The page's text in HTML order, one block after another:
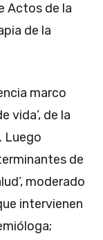
Actos de la
de la
marco
vida’, de la
Luego
de
moderado
intervienen